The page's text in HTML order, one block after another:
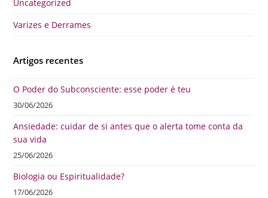
Uncategorized
Varizes e Derrames
Artigos recentes
O Poder do Subconsciente: esse poder é teu
30/06/2026
Ansiedade: cuidar de si antes que o alerta tome conta da
sua vida
25/06/2026
Biologia ou Espiritualidade?
17/06/2026